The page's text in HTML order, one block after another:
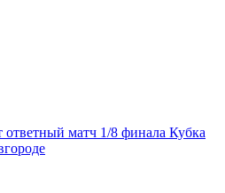
ответный матч 1/8 финала Кубка